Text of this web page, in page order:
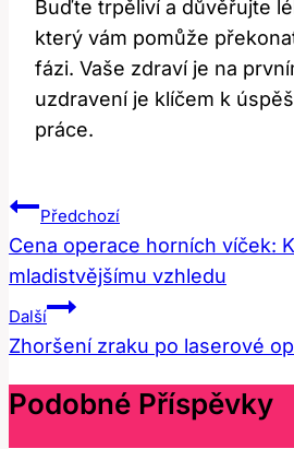
Buďte trpěliví a důvěřujte
který vám pomůže​
‍fázi. Vaše zdraví je na
uzdravení je klíčem k
práce.
Navigace
Pro
Příspěvek
Předchozí
Cena operace horních víček:
mladistvějšímu vzhledu
Další
Zhoršení zraku po laserové
Podobné Příspěvky